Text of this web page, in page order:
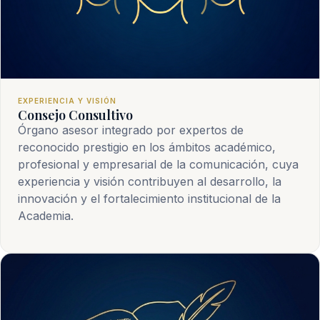
EXPERIENCIA Y VISIÓN
Consejo Consultivo
Órgano asesor integrado por expertos de
reconocido prestigio en los ámbitos académico,
profesional y empresarial de la comunicación, cuya
experiencia y visión contribuyen al desarrollo, la
innovación y el fortalecimiento institucional de la
Academia.